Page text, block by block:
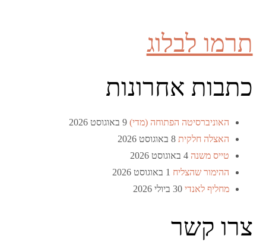
תרמו לבלוג
כתבות אחרונות
האוניברסיטה הפתוחה (מדי) 9 באוגוסט 2026
האצלה חלקית 8 באוגוסט 2026
טייס משנה 4 באוגוסט 2026
ההימור שהצליח 1 באוגוסט 2026
מחליף לאנדי 30 ביולי 2026
צרו קשר